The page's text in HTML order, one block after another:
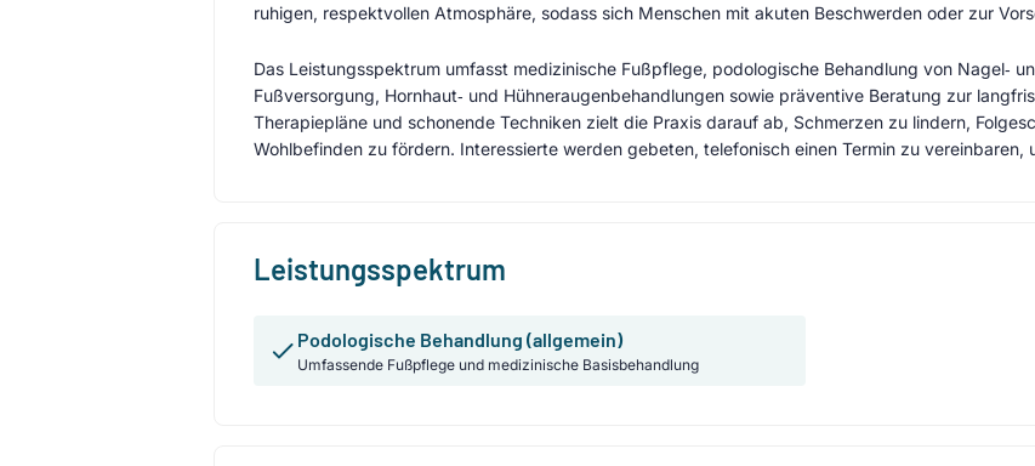
ruhigen, respektvollen Atmosphäre, sodass sich Menschen mit akuten Beschwerden oder zur
Das Leistungsspektrum umfasst medizinische Fußpflege, podologische Behandlung von Nagel‑
Fußversorgung, Hornhaut‑ und Hühneraugenbehandlungen sowie präventive Beratung zur
Therapiepläne und schonende Techniken zielt die Praxis darauf ab, Schmerzen zu lindern,
Wohlbefinden zu fördern. Interessierte werden gebeten, telefonisch einen Termin zu vereinbaren,
Leistungsspektrum
Podologische Behandlung (allgemein)
Umfassende Fußpflege und medizinische Basisbehandlung